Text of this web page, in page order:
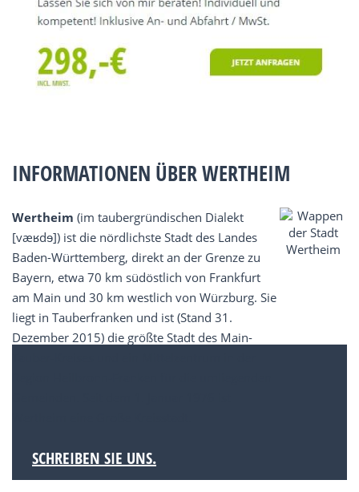
INFORMATIONEN ÜBER WERTHEIM
Wertheim (im taubergründischen Dialekt
[væʁdɘ]) ist die nördlichste Stadt des Landes
Baden-Württemberg, direkt an der Grenze zu
Bayern, etwa 70 km südöstlich von Frankfurt
am Main und 30 km westlich von Würzburg. Sie
liegt in Tauberfranken und ist (Stand 31.
Dezember 2015) die größte Stadt des Main-
SCHREIBEN SIE UNS.